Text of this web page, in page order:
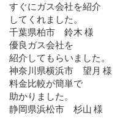
すぐにガス会社を紹介
してくれました。
千葉県柏市 鈴木 様
優良ガス会社を
紹介してもらいました。
神奈川県横浜市 望月 様
料金比較が簡単で
助かりました。
静岡県浜松市 杉山 様